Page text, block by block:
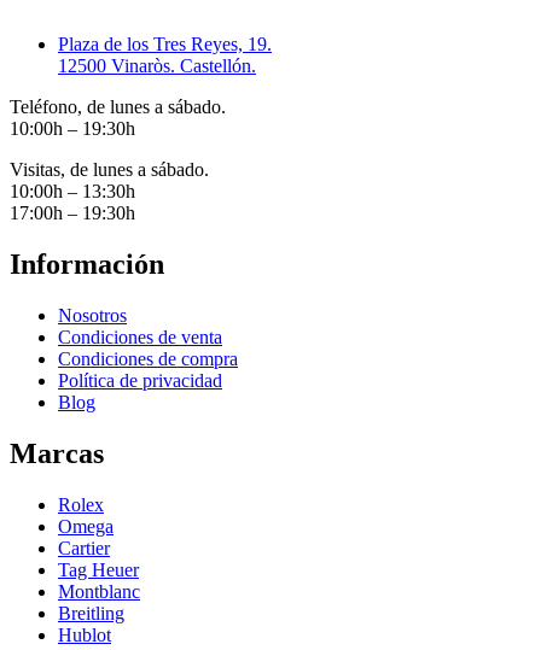
Plaza de los Tres Reyes, 19.
12500 Vinaròs. Castellón.
Teléfono, de lunes a sábado.
10:00h – 19:30h
Visitas, de lunes a sábado.
10:00h – 13:30h
17:00h – 19:30h
Información
Nosotros
Condiciones de venta
Condiciones de compra
Política de privacidad
Blog
Marcas
Rolex
Omega
Cartier
Tag Heuer
Montblanc
Breitling
Hublot